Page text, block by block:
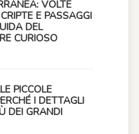
VOLTE
E PASSAGGI
DEL
CURIOSO
PICCOLE
I DETTAGLI
DEI GRANDI